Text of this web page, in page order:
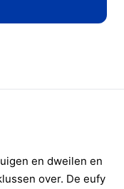
en dweilen en
over. De eufy